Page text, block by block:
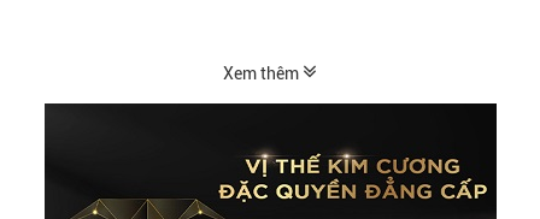
Xem thêm